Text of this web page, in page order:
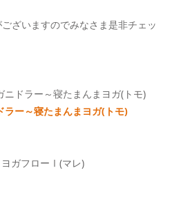
ざいますのでみなさま是非チェッ
ドラー～寝たまんまヨガ(トモ)
ラー～寝たまんまヨガ(トモ)
ガフローⅠ(マレ)